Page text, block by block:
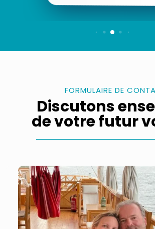
FORMULAIRE DE
Discutons
de votre futur